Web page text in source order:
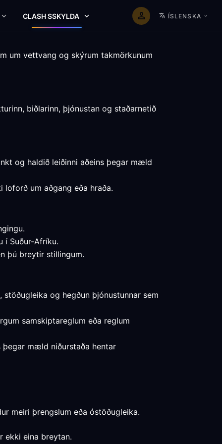
CLASH SSKYLDA ÍSLENSKA
um vettvang og skýrum takmörkunum
biðlarinn, þjónustan og staðarnetið
og haldið leiðinni aðeins þegar mæld
loforð um aðgang eða hraða.
í Suður-Afríku.
þú breytir stillingum.
og hegðun þjónustunnar sem
samskiptareglum eða reglum
þegar mæld niðurstaða hentar
meiri þrengslum eða óstöðugleika.
ekki eina breytan.